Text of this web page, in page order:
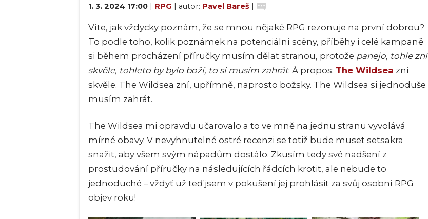
1. 3. 2024 17:00 | RPG | autor: Pavel Bareš |
Víte, jak vždycky poznám, že se mnou nějaké RPG rezonuje na první dobrou?
To podle toho, kolik poznámek na potenciální scény, příběhy i celé kampaně
si během procházení příručky musím dělat stranou, protože panejo, tohle zní
skvěle, tohleto by bylo boží, to si musím zahrát. À propos: The Wildsea zní
skvěle. The Wildsea zní, upřímně, naprosto božsky. The Wildsea si jednoduše
musím zahrát.
The Wildsea mi opravdu učarovalo a to ve mně na jednu stranu vyvolává
mírné obavy. V nevyhnutelné ostré recenzi se totiž bude muset setsakra
snažit, aby všem svým nápadům dostálo. Zkusím tedy své nadšení z
prostudování příručky na následujících řádcích krotit, ale nebude to
jednoduché – vždyť už teď jsem v pokušení jej prohlásit za svůj osobní RPG
objev roku!